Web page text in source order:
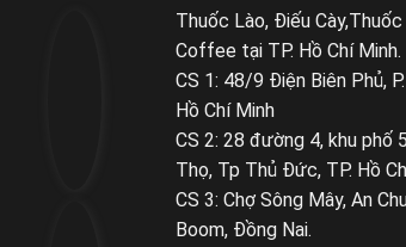
Thuốc Lào, Điếu
Coffee tại TP. Hồ Chí Minh.
CS 1: 48/9 Điện Biên Phủ,
Hồ Chí Minh
CS 2: 28 đường 4, khu phố
Thọ, Tp Thủ Đức, TP. Hồ
CS 3: Chợ Sông Mây, An
Boom, Đồng Nai.